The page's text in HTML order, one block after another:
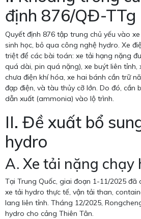
định 876/QĐ-TTg
Quyết định 876 tập trung chủ yếu vào
sinh học, bỏ qua công nghệ hydro. Xe
triệt để các bài toán: xe tải hạng nặng
quá dài, pin quá nặng), xe buýt liên tỉnh,
chưa điện khí hóa, xe hai bánh cần trữ
đạp điện, và tàu thủy cỡ lớn. Do đó, cần
dẫn xuất (ammonia) vào lộ trình.
II. Đề xuất bổ
hydro
A. Xe tải nặng chạy
Tại Trung Quốc, giai đoạn 1-11/2025 đã
xe tải hydro thực tế, vận tải than,
lang liên tỉnh. Tháng 12/2025,
hydro cho cảng Thiên Tân.